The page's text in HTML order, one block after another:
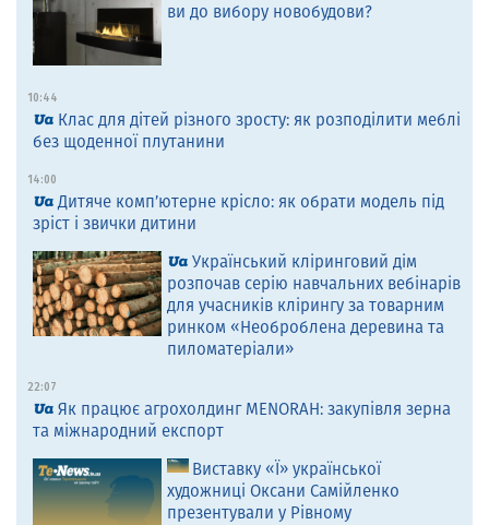
ви до вибору новобудови?
10:44
Клас для дітей різного зросту: як розподілити меблі
без щоденної плутанини
14:00
Дитяче комп’ютерне крісло: як обрати модель під
зріст і звички дитини
Український кліринговий дім
розпочав серію навчальних вебінарів
для учасників клірингу за товарним
ринком «Необроблена деревина та
пиломатеріали»
22:07
Як працює агрохолдинг MENORAH: закупівля зерна
та міжнародний експорт
Виставку «Ї» української
художниці Оксани Самійленко
презентували у Рівному